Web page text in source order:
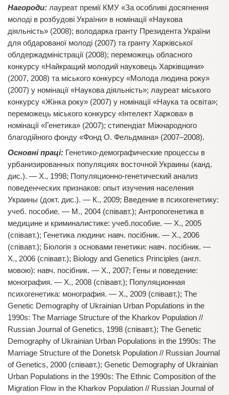
Нагороди: лауреат премії КМУ «За особливі досягнення
молоді в розбудові України» в номінації «Наукова
діяльність» (2008); володарка гранту Президента України
для обдарованої молоді (2007) та гранту Харківської
облдержадміністрації (2008); переможець обласного
конкурсу «Найкращий молодий науковець Харківщини»
(2007, 2008) та міського конкурсу «Молода людина року»
(2007) у номінації «Наукова діяльність»; лауреат міського
конкурсу «Жінка року» (2007) у номінації «Наука та освіта»;
переможець міського конкурсу «Інтелект Харкова» в
номінації «Генетика» (2007); стипендіат Міжнародного
благодійного фонду «Фонд О. Фельдмана» (2007–2008).
Основні праці: Генетико-демографические процессы в
урбанизированных популяциях восточной Украины (канд.
дис.). — Х., 1998; Популяционно-генетический анализ
поведенческих признаков: опыт изучения населения
Украины (докт. дис.). — К., 2009; Введение в психогенетику:
учеб. пособие. — М., 2004 (співавт.); Антропогенетика в
медицине и криминалистике: учеб.пособие. — Х., 2005
(співавт.); Генетика людини: навч. посібник. — Х., 2006
(співавт.); Біологія з основами генетики: навч. посібник. —
Х., 2006 (співавт.); Biology and Genetics Principles (англ.
мовою): навч. посібник. — Х., 2007; Гены и поведение:
монография. — Х., 2008 (співавт.); Популяционная
психогенетика: монография. — Х., 2009 (співавт.); The
Genetic Demography of Ukrainian Urban Populations in the
1990s: The Marriage Structure of the Kharkov Population //
Russian Journal of Genetics, 1998 (співавт.); The Genetic
Demography of Ukrainian Urban Populations in the 1990s: The
Marriage Structure of the Donetsk Population // Russian Journal
of Genetics, 2000 (співавт.); Genetic Demography of Ukrainian
Urban Populations in the 1990s: The Ethnic Composition of the
Migration Flow in the Kharkov Population // Russian Journal of